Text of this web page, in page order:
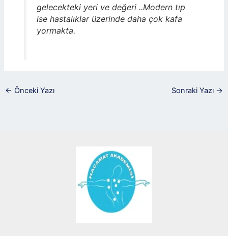
gelecekteki yeri ve değeri ..Modern tıp
ise hastalıklar üzerinde daha çok kafa
yormakta.
← Önceki Yazı Sonraki Yazı →